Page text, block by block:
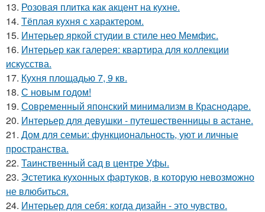
13. Розовая плитка как акцент на кухне.
14. Тёплая кухня с характером.
15. Интерьер яркой студии в стиле нео Мемфис.
16. Интерьер как галерея: квартира для коллекции
искусства.
17. Кухня площадью 7, 9 кв.
18. С новым годом!
19. Современный японский минимализм в Краснодаре.
20. Интерьер для девушки - путешественницы в астане.
21. Дом для семьи: функциональность, уют и личные
пространства.
22. Таинственный сад в центре Уфы.
23. Эстетика кухонных фартуков, в которую невозможно
не влюбиться.
24. Интерьер для себя: когда дизайн - это чувство.